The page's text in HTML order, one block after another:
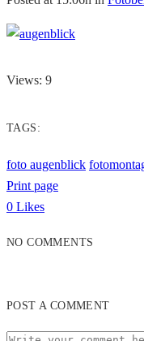
Views: 9
TAGS:
foto augenblick
Print page
0 Likes
NO COMMENTS
POST A COMMENT